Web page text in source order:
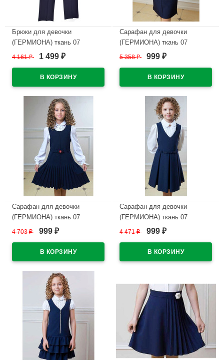
Брюки для девочки
(ГЕРМИОНА) ткань 07
арт.6042-07 размер 30/122-
4 161₽ 1 499 ₽
Сарафан для девочки
(ГЕРМИОНА) ткань 07
арт.5248-07 размер 30/122-
5 358₽ 999 ₽
Сарафан для девочки
(ГЕРМИОНА) ткань 07
арт.5215-07 размер 30/122-
4 703₽ 999 ₽
Сарафан для девочки
(ГЕРМИОНА) ткань 07
арт.5218-07 размер 30/122-
4 471₽ 999 ₽